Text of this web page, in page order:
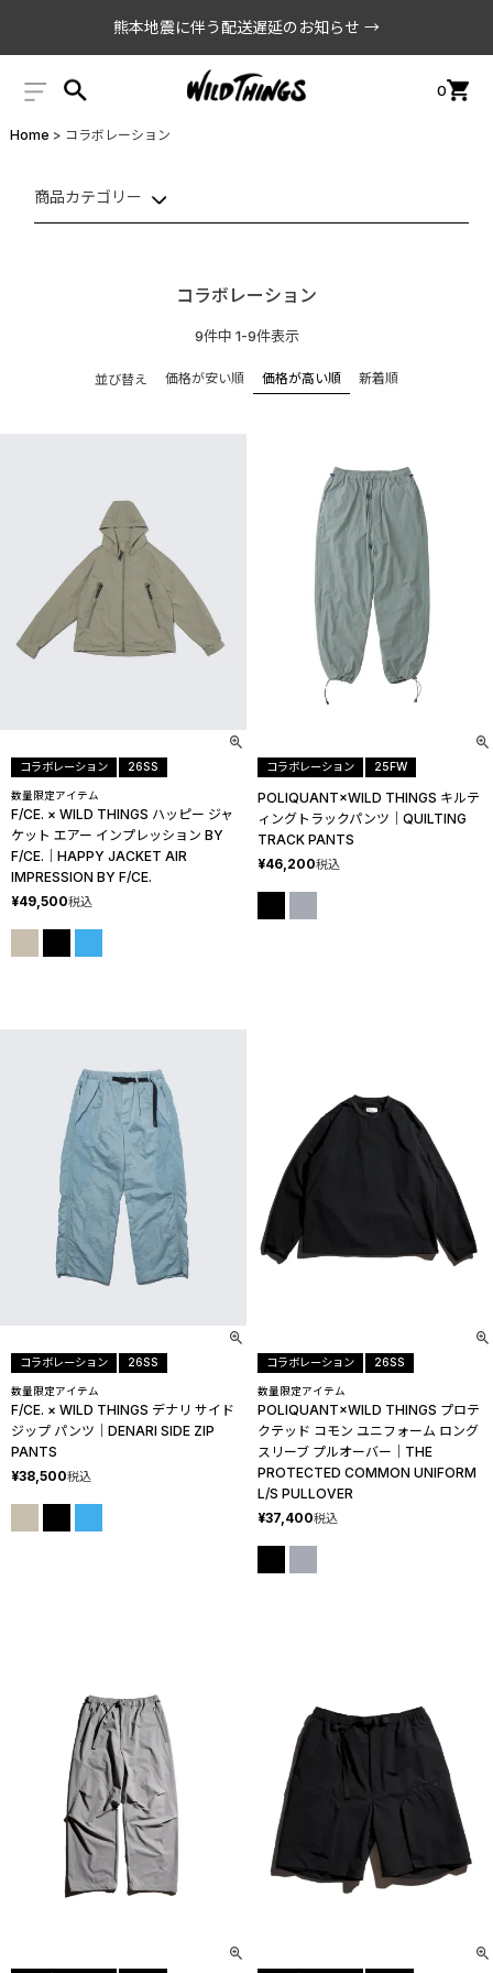
熊本地震に伴う配送遅延のお知らせ →
0
Home コラボレーション
商品カテゴリー
コラボレーション
並び替え 価格が安い順 価格が高い順 新着順
9件中 1-9件表示
数量限定アイテム
F/CE. × WILD THINGS ハッピー ジャ
ケット エアー インプレッション BY
F/CE.│HAPPY JACKET AIR
IMPRESSION BY F/CE.
コラボレーション 26SS
¥49,500税込
POLIQUANT×WILD THINGS キルテ
ィングトラックパンツ│QUILTING
TRACK PANTS
コラボレーション 25FW
¥46,200税込
数量限定アイテム
F/CE. × WILD THINGS デナリ サイド
ジップ パンツ│DENARI SIDE ZIP
PANTS
コラボレーション 26SS
¥38,500税込
数量限定アイテム
POLIQUANT×WILD THINGS プロテ
クテッド コモン ユニフォーム ロング
スリーブ プルオーバー│THE
PROTECTED COMMON UNIFORM
L/S PULLOVER
コラボレーション 26SS
¥37,400税込